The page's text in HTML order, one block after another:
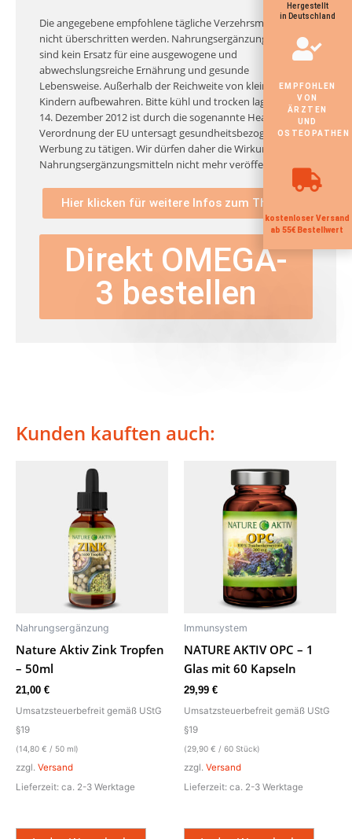
Die angegebene empfohlene tägliche Verzehrsmenge darf
nicht überschritten werden. Nahrungsergänzungsmittel
sind kein Ersatz für eine ausgewogene und
abwechslungsreiche Ernährung und gesunde
Lebensweise. Außerhalb der Reichweite von kleinen
Kindern aufbewahren. Bitte kühl und trocken lagern.
Ab
14. Dezember 2012 ist durch die sogenannte Health-Claim
Verordnung der EU untersagt gesundheitsbezogene
Werbung zu tätigen. Wir dürfen daher die Wirkung von
Nahrungsergänzungsmitteln nicht mehr veröffentlichen.
Hier klicken für weitere Infos zum Thema
Direkt OMEGA-
3 bestellen
Kunden kauften auch:
Nahrungsergänzung
Nature Aktiv Zink Tropfen
– 50ml
21,00 €
Umsatzsteuerbefreit gemäß UStG
§19
(14,80 € / 50 ml)
zzgl. Versand
Lieferzeit: ca. 2-3 Werktage
Immunsystem
NATURE AKTIV OPC – 1
Glas mit 60 Kapseln
29,99 €
Umsatzsteuerbefreit gemäß UStG
§19
(29,90 € / 60 Stück)
zzgl. Versand
Lieferzeit: ca. 2-3 Werktage
Hergestellt
in Deutschland
EMPFOHLEN
VON
ÄRZTEN
UND
OSTEOPATHEN
kostenloser Versand
ab 55€ Bestellwert